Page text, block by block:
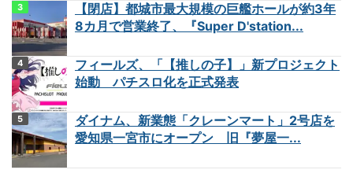
【閉店】都城市最大規模の巨艦ホールが約3年
8カ月で営業終了、『Super D'station...
フィールズ、「【推しの子】」新プロジェクト
始動 パチスロ化を正式発表
ダイナム、新業態「クレーンマート」2号店を
愛知県一宮市にオープン 旧『夢屋一...